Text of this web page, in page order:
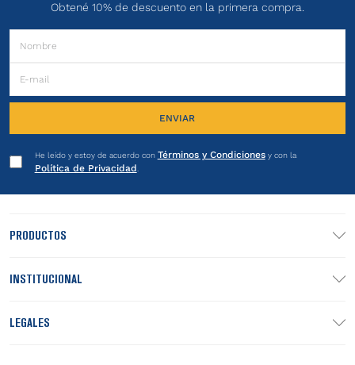
Obtené 10% de descuento en la primera compra.
ENVIAR
He leído y estoy de acuerdo con Términos y Condicionesy con la
Política de Privacidad
PRODUCTOS
INSTITUCIONAL
LEGALES